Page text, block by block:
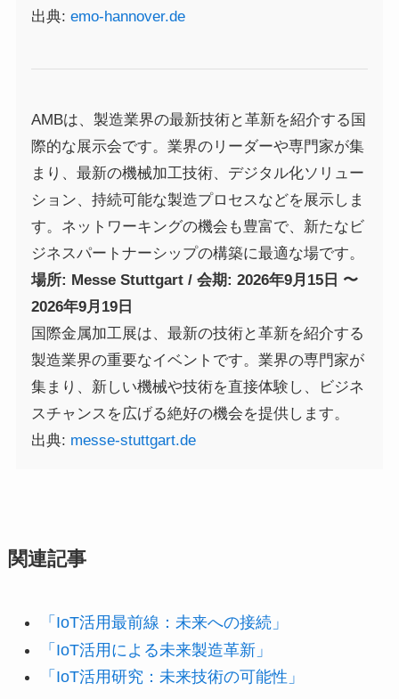
出典: emo-hannover.de
AMBは、製造業界の最新技術と革新を紹介する国
際的な展示会です。業界のリーダーや専門家が集
まり、最新の機械加工技術、デジタル化ソリュー
ション、持続可能な製造プロセスなどを展示しま
す。ネットワーキングの機会も豊富で、新たなビ
ジネスパートナーシップの構築に最適な場です。
場所: Messe Stuttgart / 会期: 2026年9月15日 〜
2026年9月19日
国際金属加工展は、最新の技術と革新を紹介する
製造業界の重要なイベントです。業界の専門家が
集まり、新しい機械や技術を直接体験し、ビジネ
スチャンスを広げる絶好の機会を提供します。
出典: messe-stuttgart.de
関連記事
「IoT活用最前線：未来への接続」
「IoT活用による未来製造革新」
「IoT活用研究：未来技術の可能性」